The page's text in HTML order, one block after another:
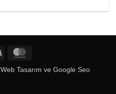
Visa
Web Tasarım ve Google Seo